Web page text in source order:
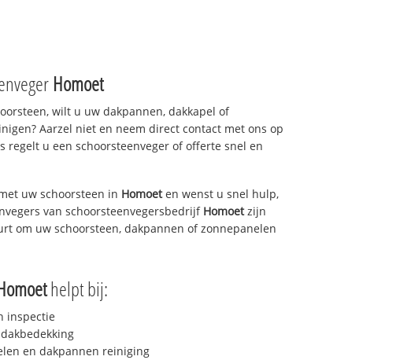
Homoet
wilt u uw dakpannen, dakkapel of
Aarzel niet en neem direct contact met ons op
regelt u een schoorsteenveger of offerte snel en
uw schoorsteen in Homoeten wenst u snel hulp,
van schoorsteenvegersbedrijf Homoetzijn
om uw schoorsteen, dakpannen of zonnepanelen
helpt bij:
inspectie
en dakpannen reiniging